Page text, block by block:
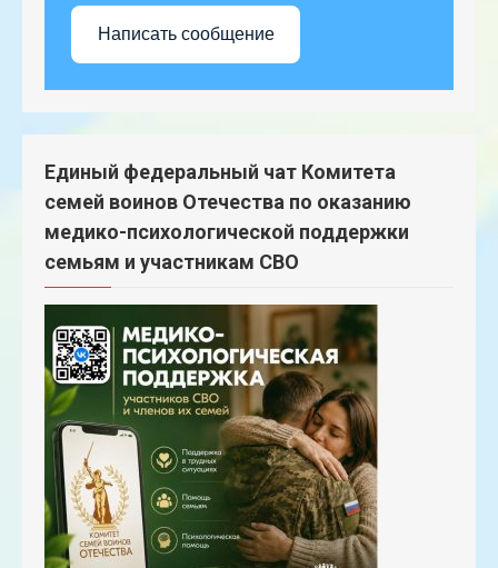
Написать сообщение
Единый федеральный чат Комитета
семей воинов Отечества по оказанию
медико-психологической поддержки
семьям и участникам СВО